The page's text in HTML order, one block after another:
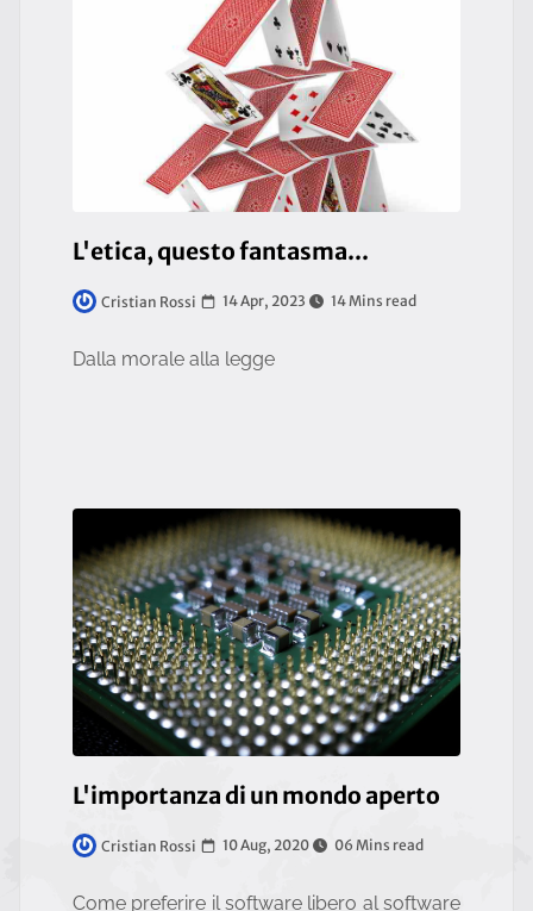
L'etica, questo fantasma...
Cristian Rossi 14 Apr, 2023 14 Mins read
Dalla morale alla legge
L'importanza di un mondo aperto
Cristian Rossi 10 Aug, 2020 06 Mins read
Come preferire il software libero al software